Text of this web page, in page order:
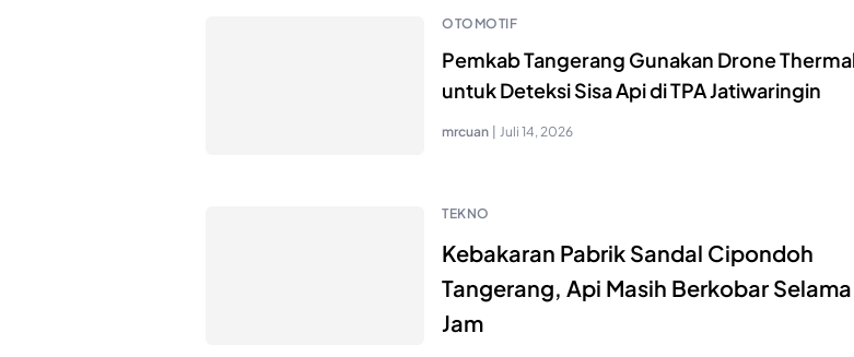
OTOMOTIF
Pemkab Tangerang Gunakan Drone
untuk Deteksi Sisa Api di TPA Jatiwaringin
mrcuan | Juli 14, 2026
TEKNO
Kebakaran Pabrik Sandal Cipondoh
Tangerang, Api Masih Berkobar Selama
Jam